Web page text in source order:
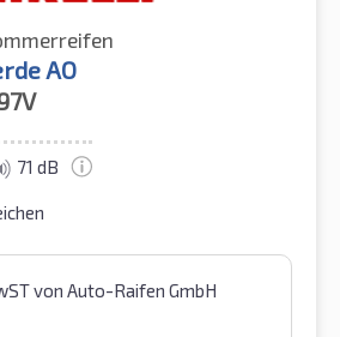
AO
71 dB
von Auto-Raifen GmbH